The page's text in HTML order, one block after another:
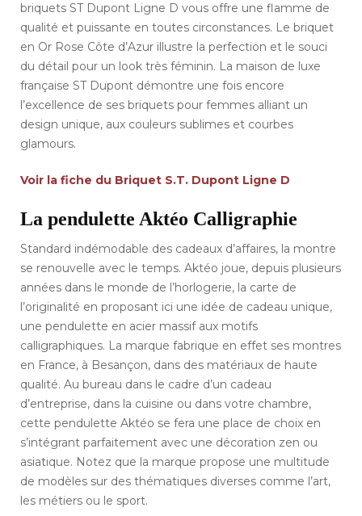
briquets ST Dupont Ligne D vous offre une flamme de
qualité et puissante en toutes circonstances. Le briquet
en Or Rose Côte d’Azur illustre la perfection et le souci
du détail pour un look très féminin. La maison de luxe
française ST Dupont démontre une fois encore
l’excellence de ses briquets pour femmes alliant un
design unique, aux couleurs sublimes et courbes
glamours.
Voir la fiche du Briquet S.T. Dupont Ligne D
La pendulette Aktéo Calligraphie
Standard indémodable des cadeaux d’affaires, la montre
se renouvelle avec le temps. Aktéo joue, depuis plusieurs
années dans le monde de l’horlogerie, la carte de
l’originalité en proposant ici une idée de cadeau unique,
une pendulette en acier massif aux motifs
calligraphiques. La marque fabrique en effet ses montres
en France, à Besançon, dans des matériaux de haute
qualité. Au bureau dans le cadre d’un cadeau
d’entreprise, dans la cuisine ou dans votre chambre,
cette pendulette Aktéo se fera une place de choix en
s’intégrant parfaitement avec une décoration zen ou
asiatique. Notez que la marque propose une multitude
de modèles sur des thématiques diverses comme l’art,
les métiers ou le sport.